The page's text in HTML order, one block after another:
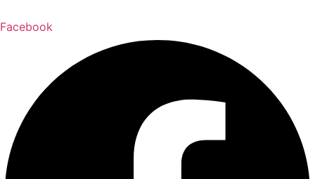
Facebook